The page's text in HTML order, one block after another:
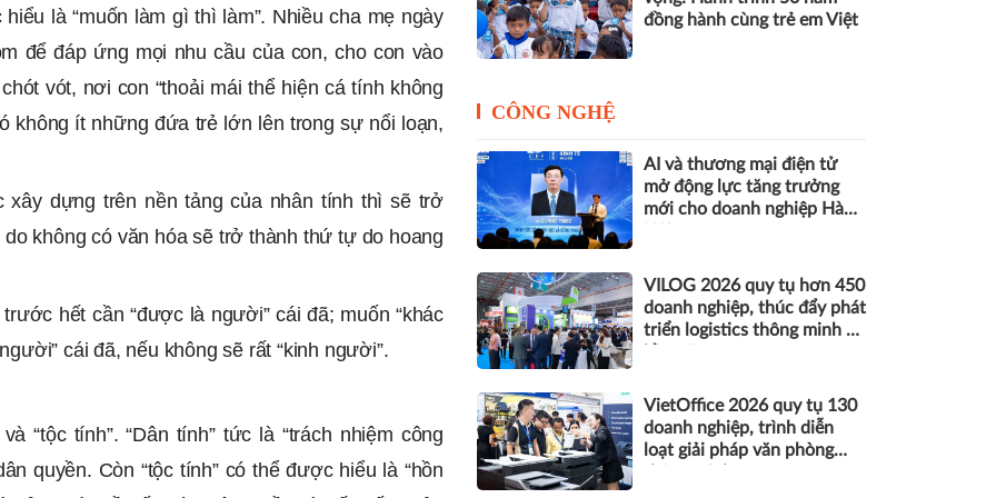
là “muốn làm gì thì làm”. Nhiều cha mẹ ngày
để đáp ứng mọi nhu cầu của con, cho con vào
vót, nơi con “thoải mái thể hiện cá tính không
không ít những đứa trẻ lớn lên trong sự nổi loạn,
dựng trên nền tảng của nhân tính thì sẽ trở
không có văn hóa sẽ trở thành thứ tự do hoang
hết cần “được là người” cái đã; muốn “khác
cái đã, nếu không sẽ rất “kinh người”.
“tộc tính”. “Dân tính” tức là “trách nhiệm công
quyền. Còn “tộc tính” có thể được hiểu là “hồn
đồng hành cùng trẻ em Việt
CÔNG NGHỆ
AI và thương mại điện tử
mở động lực tăng trưởng
mới cho doanh nghiệp Hà
VILOG 2026 quy tụ hơn 450
doanh nghiệp, thúc đẩy phát
triển logistics thông minh và
VietOffice 2026 quy tụ 130
doanh nghiệp, trình diễn
loạt giải pháp văn phòng